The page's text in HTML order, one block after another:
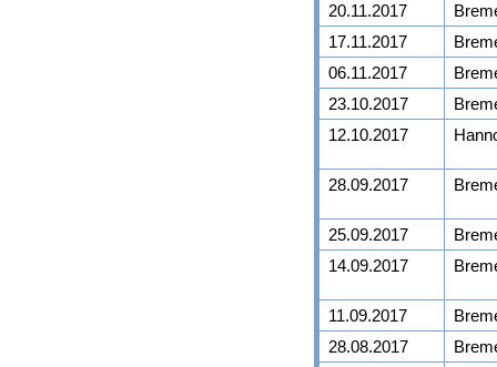
20.11.2017
17.11.2017
06.11.2017
23.10.2017
12.10.2017
28.09.2017
25.09.2017
14.09.2017
11.09.2017
28.08.2017